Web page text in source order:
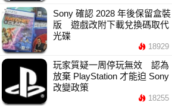
Sony 確認 2028 年後保留盒裝
版 遊戲改附下載兌換碼取代
光碟
18929
玩家質疑一周停玩無效 認為
放棄 PlayStation 才能迫 Sony
改變政策
18255